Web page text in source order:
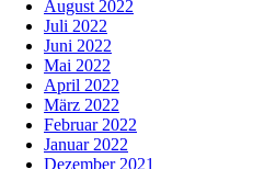
August 2022
Juli 2022
Juni 2022
Mai 2022
April 2022
März 2022
Februar 2022
Januar 2022
Dezember 2021